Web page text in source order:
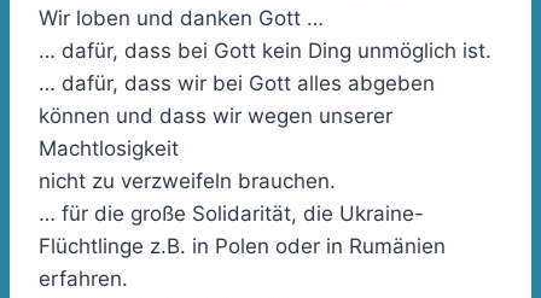
Wir loben und danken Gott …
… dafür, dass bei Gott kein Ding unmöglich ist.
… dafür, dass wir bei Gott alles abgeben
können und dass wir wegen unserer
Machtlosigkeit
nicht zu verzweifeln brauchen.
… für die große Solidarität, die Ukraine-
Flüchtlinge z.B. in Polen oder in Rumänien
erfahren.